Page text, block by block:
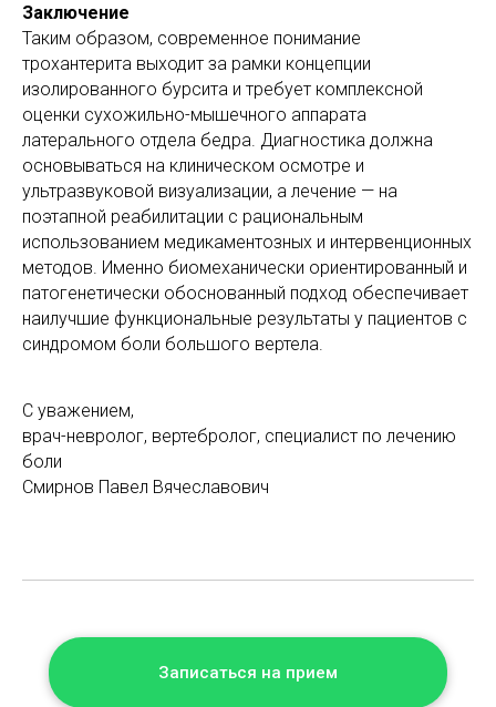
Заключение
Таким образом, современное понимание
трохантерита выходит за рамки концепции
изолированного бурсита и требует комплексной
оценки сухожильно-мышечного аппарата
латерального отдела бедра. Диагностика должна
основываться на клиническом осмотре и
ультразвуковой визуализации, а лечение — на
поэтапной реабилитации с рациональным
использованием медикаментозных и интервенционных
методов. Именно биомеханически ориентированный и
патогенетически обоснованный подход обеспечивает
наилучшие функциональные результаты у пациентов с
синдромом боли большого вертела.
С уважением,
врач-невролог, вертебролог, специалист по лечению
боли
Смирнов Павел Вячеславович
Записаться на прием